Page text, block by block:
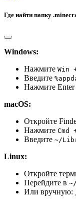
Где найти папку
Windows:
Нажмите Win
Введите
Нажмите Enter
macOS:
Откройте
Нажмите
Введите ~/
Linux:
Откройте
Перейдите в
Или вручную: